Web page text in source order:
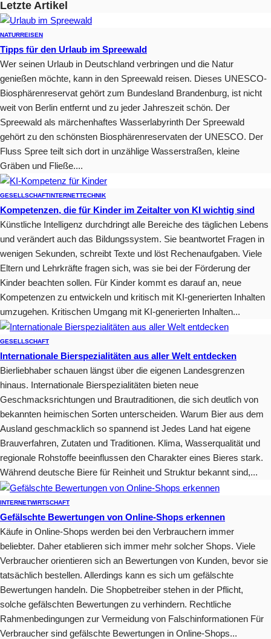
Letzte Artikel
NATURREISEN
Tipps für den Urlaub im Spreewald
Wer seinen Urlaub in Deutschland verbringen und die Natur
genießen möchte, kann in den Spreewald reisen. Dieses UNESCO-
Biosphärenreservat gehört zum Bundesland Brandenburg, ist nicht
weit von Berlin entfernt und zu jeder Jahreszeit schön. Der
Spreewald als märchenhaftes Wasserlabyrinth Der Spreewald
gehört zu den schönsten Biosphärenreservaten der UNESCO. Der
Fluss Spree teilt sich dort in unzählige Wasserstraßen, kleine
Gräben und Fließe....
GESELLSCHAFT INTERNETTECHNIK
Kompetenzen, die für Kinder im Zeitalter von KI wichtig sind
Künstliche Intelligenz durchdringt alle Bereiche des täglichen Lebens
und verändert auch das Bildungssystem. Sie beantwortet Fragen in
wenigen Sekunden, schreibt Texte und löst Rechenaufgaben. Viele
Eltern und Lehrkräfte fragen sich, was sie bei der Förderung der
Kinder beachten sollen. Für Kinder kommt es darauf an, neue
Kompetenzen zu entwickeln und kritisch mit KI-generierten Inhalten
umzugehen. Kritischen Umgang mit KI-generierten Inhalten...
GESELLSCHAFT
Internationale Bierspezialitäten aus aller Welt entdecken
Bierliebhaber schauen längst über die eigenen Landesgrenzen
hinaus. Internationale Bierspezialitäten bieten neue
Geschmacksrichtungen und Brautraditionen, die sich deutlich von
bekannten heimischen Sorten unterscheiden. Warum Bier aus dem
Ausland geschmacklich so spannend ist Jedes Land hat eigene
Brauverfahren, Zutaten und Traditionen. Klima, Wasserqualität und
regionale Rohstoffe beeinflussen den Charakter eines Bieres stark.
Während deutsche Biere für Reinheit und Struktur bekannt sind,...
INTERNETWIRTSCHAFT
Gefälschte Bewertungen von Online-Shops erkennen
Käufe in Online-Shops werden bei den Verbrauchern immer
beliebter. Daher etablieren sich immer mehr solcher Shops. Viele
Verbraucher orientieren sich an Bewertungen von Kunden, bevor sie
tatsächlich bestellen. Allerdings kann es sich um gefälschte
Bewertungen handeln. Die Shopbetreiber stehen in der Pflicht,
solche gefälschten Bewertungen zu verhindern. Rechtliche
Rahmenbedingungen zur Vermeidung von Falschinformationen Für
Verbraucher sind gefälschte Bewertungen in Online-Shops...